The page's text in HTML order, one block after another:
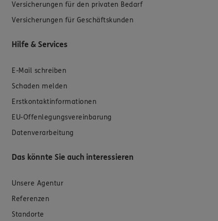
Versicherungen für den privaten Bedarf
Versicherungen für Geschäftskunden
Hilfe & Services
E-Mail schreiben
Schaden melden
Erstkontaktinformationen
EU-Offenlegungsvereinbarung
Datenverarbeitung
Das könnte Sie auch interessieren
Unsere Agentur
Referenzen
Standorte